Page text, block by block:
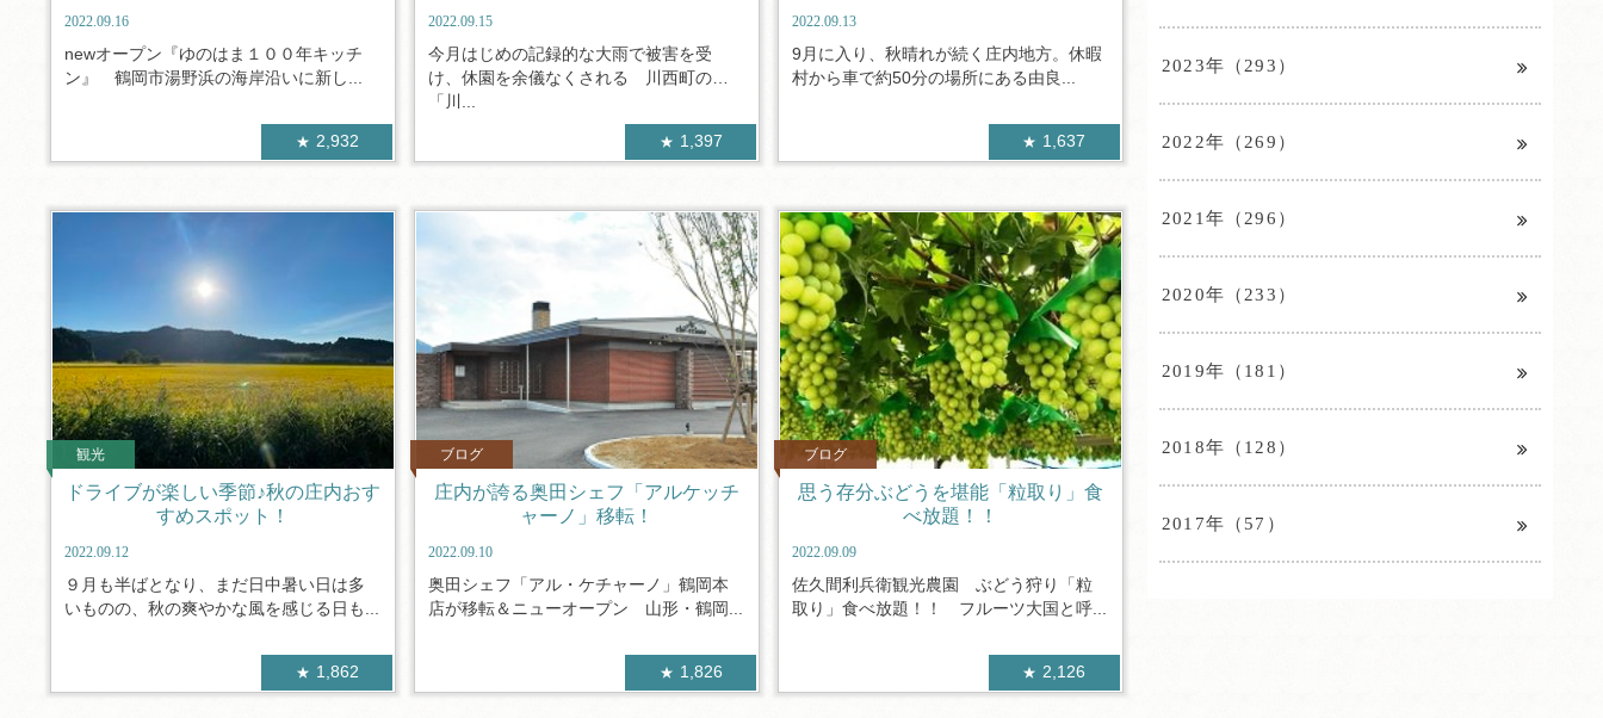
2022.09.16
newオープン『ゆのはま１００年キッチ
ン』 鶴岡市湯野浜の海岸沿いに新し...
2,932
2022.09.15
今月はじめの記録的な大雨で被害を受
け、休園を余儀なくされる 川西町の
「川...
1,397
2022.09.13
9月に入り、秋晴れが続く庄内地方。休暇
村から車で約50分の場所にある由良...
1,637
観光
ドライブが楽しい季節♪秋の庄内おす
すめスポット！
2022.09.12
９月も半ばとなり、まだ日中暑い日は多
いものの、秋の爽やかな風を感じる日も...
1,862
ブログ
庄内が誇る奥田シェフ「アルケッチ
ャーノ」移転！
2022.09.10
奥田シェフ「アル・ケチャーノ」鶴岡本
店が移転＆ニューオープン 山形・鶴岡...
1,826
ブログ
思う存分ぶどうを堪能「粒取り」食
べ放題！！
2022.09.09
佐久間利兵衛観光農園 ぶどう狩り「粒
取り」食べ放題！！ フルーツ大国と呼...
2,126
2023年（293）
2022年（269）
2021年（296）
2020年（233）
2019年（181）
2018年（128）
2017年（57）